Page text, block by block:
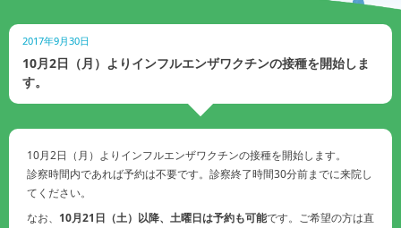
2017年9月30日
10月2日（月）よりインフルエンザワクチンの接種を開始しま
す。
10月2日（月）よりインフルエンザワクチンの接種を開始します。
診察時間内であれば予約は不要です。診察終了時間30分前までに来院し
てください。
なお、 10月21日（土）以降、土曜日は予約も可能です。ご希望の方は直